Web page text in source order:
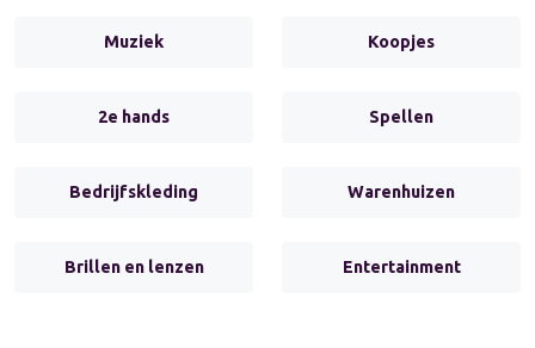
Muziek Koopjes
2e hands Spellen
Bedrijfskleding Warenhuizen
Brillen en lenzen Entertainment